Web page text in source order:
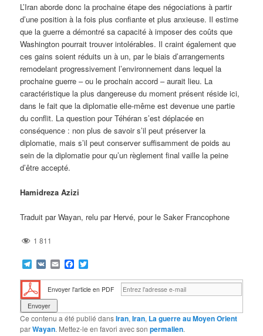
L’Iran aborde donc la prochaine étape des négociations à partir
d’une position à la fois plus confiante et plus anxieuse. Il estime
que la guerre a démontré sa capacité à imposer des coûts que
Washington pourrait trouver intolérables. Il craint également que
ces gains soient réduits un à un, par le biais d’arrangements
remodelant progressivement l’environnement dans lequel la
prochaine guerre – ou le prochain accord – aurait lieu. La
caractéristique la plus dangereuse du moment présent réside ici,
dans le fait que la diplomatie elle-même est devenue une partie
du conflit. La question pour Téhéran s’est déplacée en
conséquence : non plus de savoir s’il peut préserver la
diplomatie, mais s’il peut conserver suffisamment de poids au
sein de la diplomatie pour qu’un règlement final vaille la peine
d’être accepté.
Hamidreza Azizi
Traduit par Wayan, relu par Hervé, pour le Saker Francophone
1 811
Telegram
VK EmailFacebook
Envoyer l'article en PDF
Ce contenu a été publié dansIran,Iran, La guerre au Moyen Orient
parWayan. Mettez-le en favori avec sonpermalien.